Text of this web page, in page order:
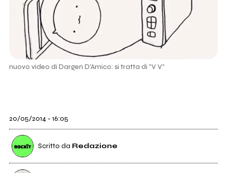
nuovo video di Dargen D'Amico: si tratta di "V V"
20/05/2014 - 16:05
Scritto da Redazione